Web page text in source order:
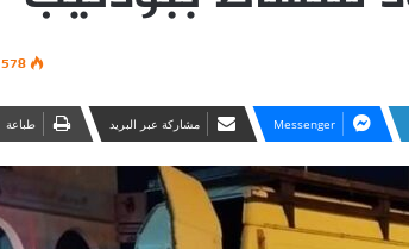
578
Messenger مشاركة عبر البريد طباعة